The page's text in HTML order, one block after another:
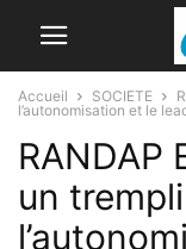
Accueil SOCIETE
l’autonomisation et le
RANDAP
un